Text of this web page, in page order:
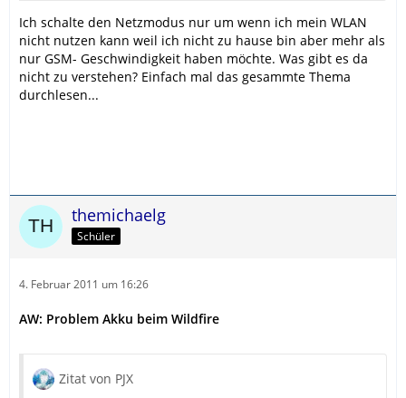
Ich schalte den Netzmodus nur um wenn ich mein WLAN
nicht nutzen kann weil ich nicht zu hause bin aber mehr als
nur GSM- Geschwindigkeit haben möchte. Was gibt es da
nicht zu verstehen? Einfach mal das gesammte Thema
durchlesen...
themichaelg
Schüler
4. Februar 2011 um 16:26
AW: Problem Akku beim Wildfire
Zitat von PJX